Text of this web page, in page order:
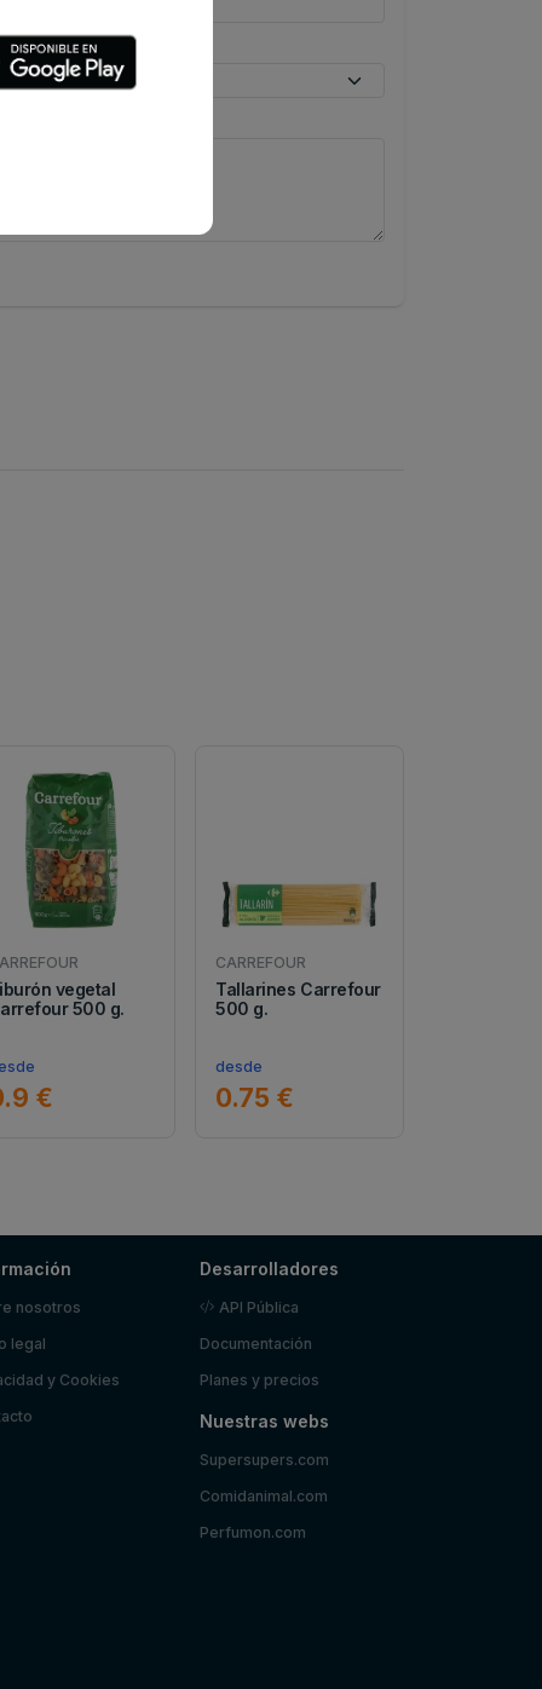
vegetal
500 g.
€
CARREFOUR
Tallarines Carrefour
500 g.
desde
0.75 €
nosotros
legal
y Cookies
Desarrolladores
API Pública
Documentación
Planes y precios
Nuestras webs
Supersupers.com
Comidanimal.com
Perfumon.com